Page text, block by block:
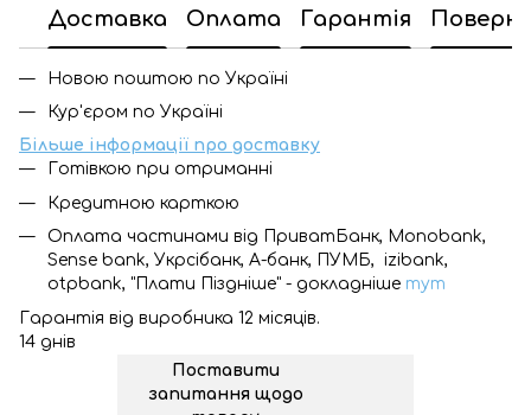
Доставка Оплата Гарантія
Новою поштою по Україні
Кур'єром по Україні
Більше інформації про доставку
Готівкою при отриманні
Кредитною карткою
Оплата частинами від ПриватБанк, Monobank,
Sense bank, Укрсібанк, А-банк, ПУМБ, izibank,
otpbank, "Плати Піздніше" - докладніше тут
Гарантія від виробника 12 місяців.
14 днів
Поставити
запитання щодо